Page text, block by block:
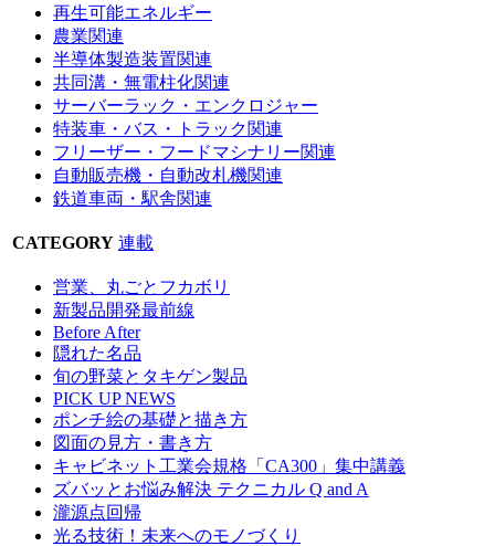
再生可能エネルギー
農業関連
半導体製造装置関連
共同溝・無電柱化関連
サーバーラック・エンクロジャー
特装車・バス・トラック関連
フリーザー・フードマシナリー関連
自動販売機・自動改札機関連
鉄道車両・駅舎関連
CATEGORY 連載
営業、丸ごとフカボリ
新製品開発最前線
Before After
隠れた名品
旬の野菜とタキゲン製品
PICK UP NEWS
ポンチ絵の基礎と描き方
図面の見方・書き方
キャビネット工業会規格「CA300」集中講義
ズバッとお悩み解決 テクニカル Q and A
瀧源点回帰
光る技術！未来へのモノづくり